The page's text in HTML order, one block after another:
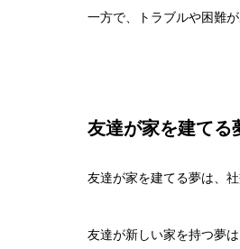
一方で、トラブルや困難
友達が家を建てる
友達が家を建てる夢は、
友達が新しい家を持つ夢